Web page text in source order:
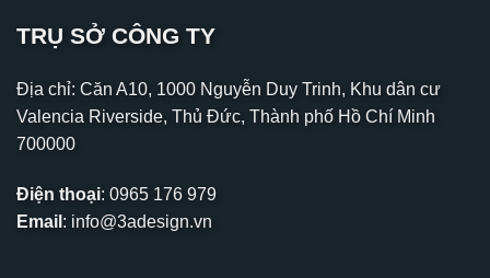
TRỤ SỞ CÔNG TY
Địa chỉ: Căn A10, 1000 Nguyễn Duy Trinh, Khu dân cư
Valencia Riverside, Thủ Đức, Thành phố Hồ Chí Minh
700000
Điện thoại: 0965 176 979
Email : info@3adesign.vn